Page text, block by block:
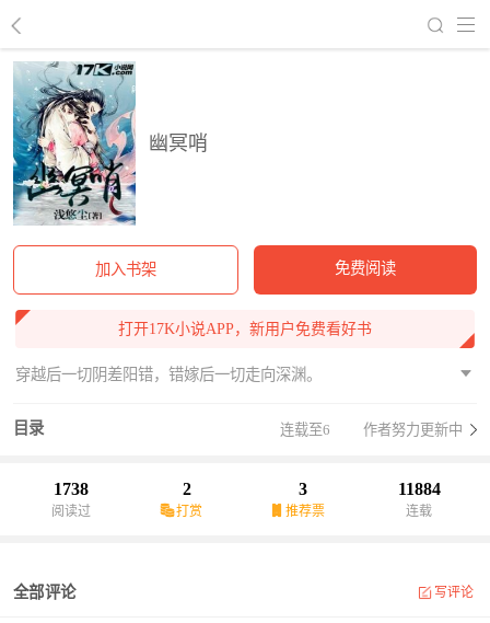
幽冥哨
加入书架 免费阅读
打开17K小说APP，新用户免费看好书
穿越后一切阴差阳错，错嫁后一切走向深渊。
目录 连载至6 作者努力更新中
1738
阅读过
2
打赏
3
推荐票
11884
连载
全部评论 写评论